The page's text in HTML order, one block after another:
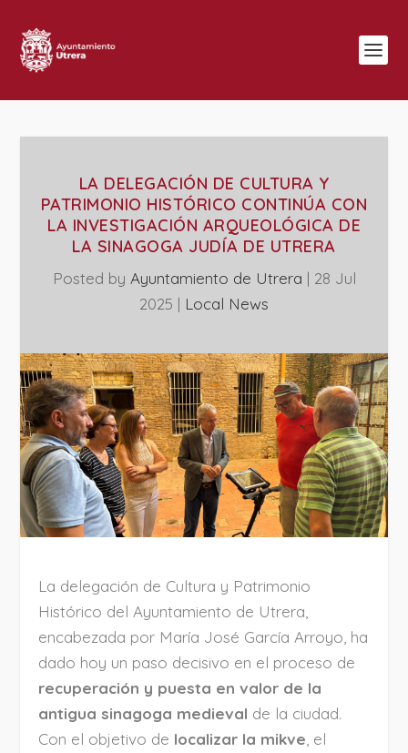
LA DELEGACIÓN DE CULTURA Y
PATRIMONIO HISTÓRICO CONTINÚA CON
LA INVESTIGACIÓN ARQUEOLÓGICA DE
LA SINAGOGA JUDÍA DE UTRERA
Posted by Ayuntamiento de Utrera | 28 Jul
2025 | Local News
La delegación de Cultura y Patrimonio
Histórico del Ayuntamiento de Utrera,
encabezada por María José García Arroyo, ha
dado hoy un paso decisivo en el proceso de
recuperación y puesta en valor de la
antigua sinagoga medieval de la ciudad.
Con el objetivo de localizar la mikve , el